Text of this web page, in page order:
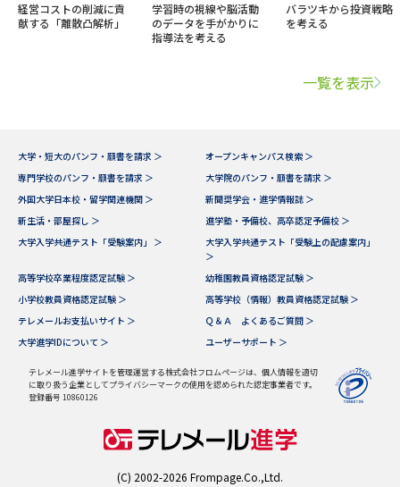
経営コストの削減に貢
献する「離散凸解析」
学習時の視線や脳活動
のデータを手がかりに
指導法を考える
バラツキから投資戦略
を考える
一覧を表示
大学・短大のパンフ・願書を請求 ＞
オープンキャンパス検索 ＞
専門学校のパンフ・願書を請求 ＞
大学院のパンフ・願書を請求 ＞
外国大学日本校・留学関連機関 ＞
新聞奨学会・進学情報誌 ＞
新生活・部屋探し ＞
進学塾・予備校、高卒認定予備校 ＞
大学入学共通テスト「受験案内」 ＞
大学入学共通テスト「受験上の配慮案内」
＞
高等学校卒業程度認定試験 ＞
幼稚園教員資格認定試験 ＞
小学校教員資格認定試験 ＞
高等学校（情報）教員資格認定試験 ＞
テレメールお支払いサイト ＞
Ｑ＆Ａ よくあるご質問 ＞
大学進学IDについて ＞
ユーザーサポート ＞
テレメール進学サイトを管理運営する株式会社フロムページは、個人情報を適切
に取り扱う企業としてプライバシーマークの使用を認められた認定事業者です。
登録番号 10860126
(C) 2002-2026 Frompage.Co.,Ltd.